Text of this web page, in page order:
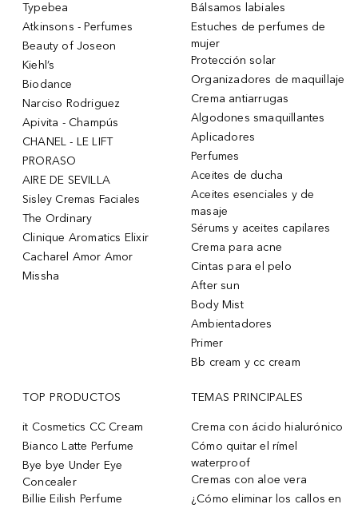
Typebea
Atkinsons - Perfumes
Beauty of Joseon
Kiehl’s
Biodance
Narciso Rodriguez
Apivita - Champús
CHANEL - LE LIFT
PRORASO
AIRE DE SEVILLA
Sisley Cremas Faciales
The Ordinary
Clinique Aromatics Elixir
Cacharel Amor Amor
Missha
Bálsamos labiales
Estuches de perfumes de
mujer
Protección solar
Organizadores de maquillaje
Crema antiarrugas
Algodones smaquillantes
Aplicadores
Perfumes
Aceites de ducha
Aceites esenciales y de
masaje
Sérums y aceites capilares
Crema para acne
Cintas para el pelo
After sun
Body Mist
Ambientadores
Primer
Bb cream y cc cream
TOP PRODUCTOS
it Cosmetics CC Cream
Bianco Latte Perfume
Bye bye Under Eye
Concealer
Billie Eilish Perfume
TEMAS PRINCIPALES
Crema con ácido hialurónico
Cómo quitar el rímel
waterproof
Cremas con aloe vera
¿Cómo eliminar los callos en